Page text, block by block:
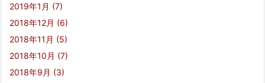
2019年1月 (7)
2018年12月 (6)
2018年11月 (5)
2018年10月 (7)
2018年9月 (3)